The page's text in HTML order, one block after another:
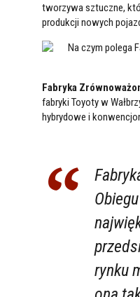
tworzywa sztuczne,
produkcji nowych
Fabryka
fabryki Toyoty w
hybrydowe i
rynku